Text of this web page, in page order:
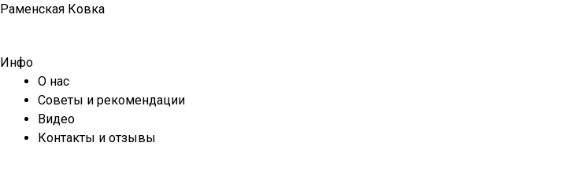
Перейти
Раменская Ковка
Инфо
О нас
Советы и рекомендации
Видео
Контакты и отзывы